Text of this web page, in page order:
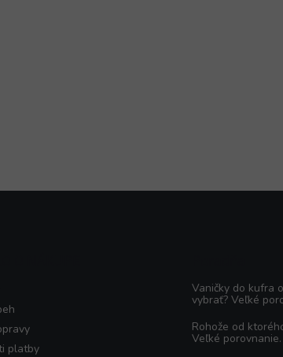
platby
Vaničky do kufra
vybrať? Veľké
Rohože od
Veľké porovnanie.